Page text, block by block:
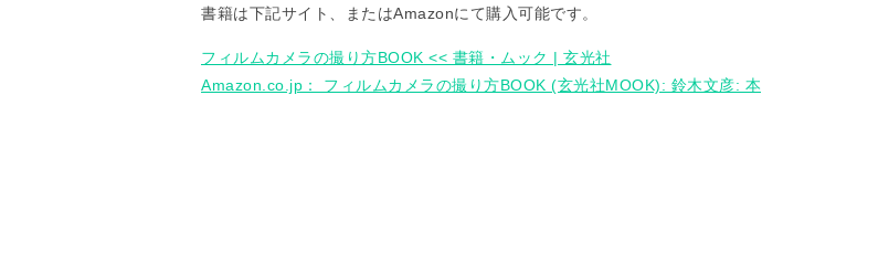
書籍は下記サイト、またはAmazonにて購入可能です。
フィルムカメラの撮り方BOOK << 書籍・ムック | 玄光社
Amazon.co.jp： フィルムカメラの撮り方BOOK (玄光社MOOK): 鈴木文彦: 本